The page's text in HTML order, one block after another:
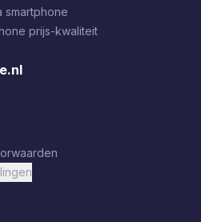
smartphone
prijs-kwaliteit